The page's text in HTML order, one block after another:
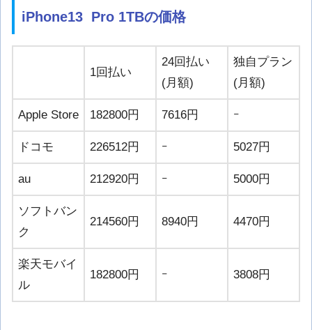
iPhone13 Pro 1TBの価格
1回払い
24回払い
(月額)
独自プラン
(月額)
Apple Store 182800円 7616円 ｰ
ドコモ 226512円 ｰ 5027円
au 212920円 ｰ 5000円
ソフトバン
ク
214560円 8940円 4470円
楽天モバイ
ル
182800円 ｰ 3808円